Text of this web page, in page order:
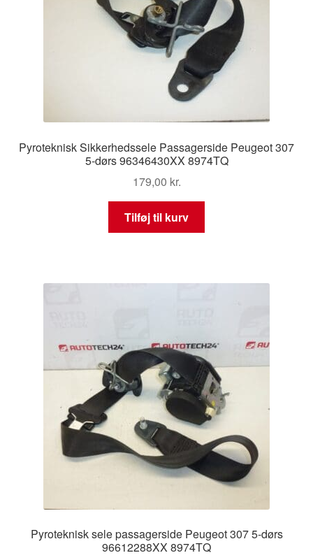
Pyroteknisk Sikkerhedssele Passagerside Peugeot 307
5-dørs 96346430XX 8974TQ
179,00 kr.
Tilføj til kurv
Pyroteknisk sele passagerside Peugeot 307 5-dørs
96612288XX 8974TQ